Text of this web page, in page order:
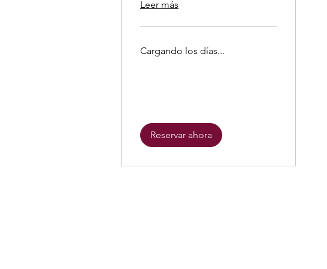
Leer más
Cargando los días...
Reservar ahora